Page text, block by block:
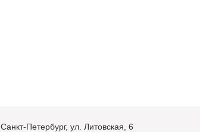
Санкт-Петербург, ул. Литовская, 6